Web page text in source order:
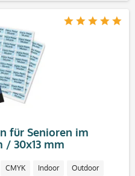
für Senioren im
30x13 mm
CMYK Indoor Outdoor